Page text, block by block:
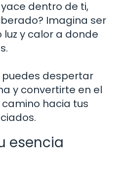
dentro de ti,
Imagina ser
luz y calor a donde
despertar
y convertirte en el
hacia tus
esencia